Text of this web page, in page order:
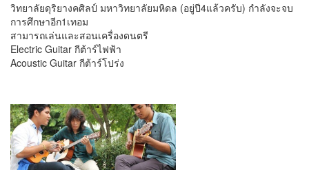
วิทยาลัยดุริยางคศิลป์ มหาวิทยาลัยมหิดล (อยู่ปี4แล้วครับ) กำลังจะจบ
การศึกษาอีก1เทอม
สามารถเล่นและสอนเครื่องดนตรี
Electric Guitar กีต้าร์ไฟฟ้า
Acoustic Guitar กีต้าร์โปร่ง